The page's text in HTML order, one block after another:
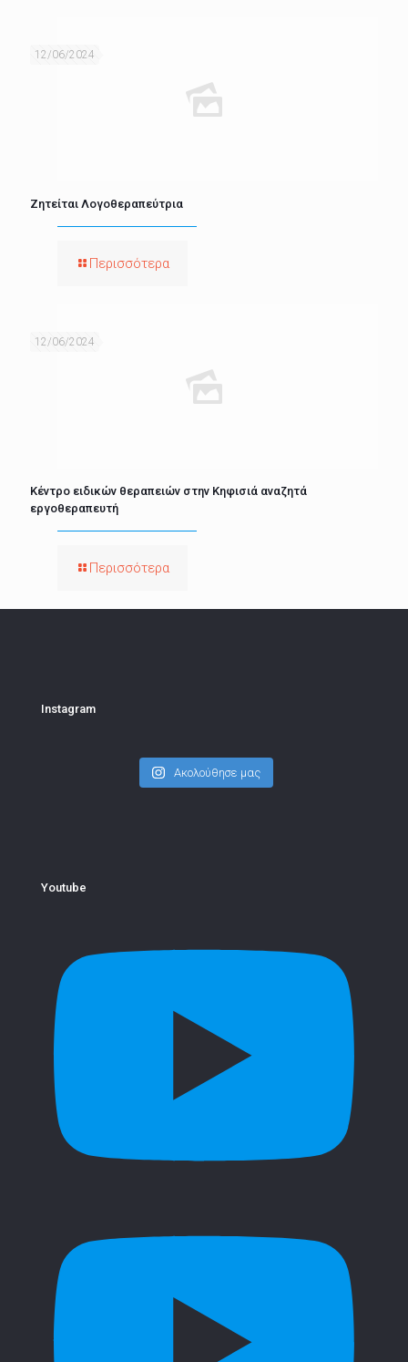
12/06/2024
Ζητείται Λογοθεραπεύτρια
Περισσότερα
12/06/2024
Κέντρο ειδικών θεραπειών στην Κηφισιά αναζητά
εργοθεραπευτή
Περισσότερα
Instagram
Ακολούθησε μας
Youtube